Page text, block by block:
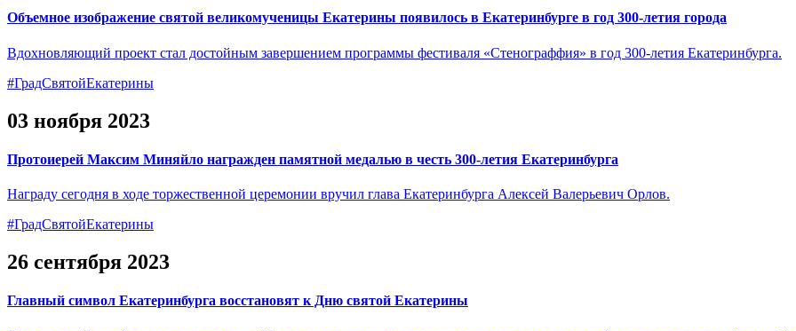
Объемное изображение святой великомученицы Екатерины появилось в Екатеринбурге в год 300-летия города
Вдохновляющий проект стал достойным завершением программы фестиваля «Стенограффия» в год 300-летия Екатеринбурга.
#ГрадСвятойЕкатерины
03 ноября 2023
Протоиерей Максим Миняйло награжден памятной медалью в честь 300-летия Екатеринбурга
Награду сегодня в ходе торжественной церемонии вручил глава Екатеринбурга Алексей Валерьевич Орлов.
#ГрадСвятойЕкатерины
26 сентября 2023
Главный символ Екатеринбурга восстановят к Дню святой Екатерины